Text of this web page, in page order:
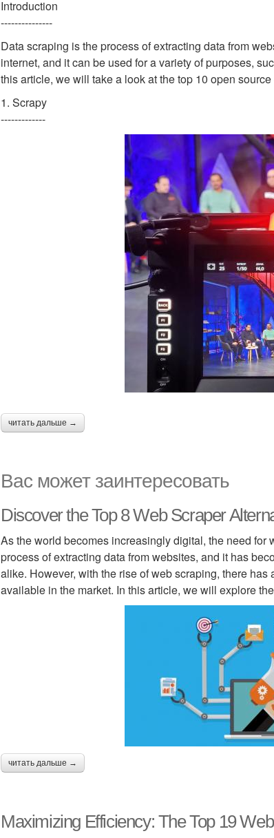
Introduction
---------------
Data scraping is the process of extracting data from
internet, and it can be used for a variety of purposes,
this article, we will take a look at the top 10 open
1. Scrapy
-------------
читать дальше →
Вас может заинтересовать
Discover the Top 8 Web Scraper
As the world becomes increasingly digital, the need
process of extracting data from websites, and it has
alike. However, with the rise of web scraping, there
available in the market. In this article, we will explore
читать дальше →
Maximizing Efficiency: The Top 19